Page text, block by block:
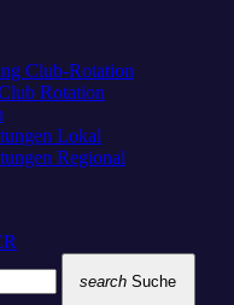
Club-Rotation
Rotation
Lokal
Regional
search Suche